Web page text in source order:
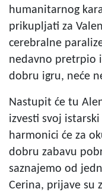
humanitarnog
prikupljati za
cerebralne
nedavno pretrpio
dobru igru, neće
Nastupit će tu
izvesti svoj
harmonici će za
dobru zabavu
saznajemo od
Cerina, prijave su